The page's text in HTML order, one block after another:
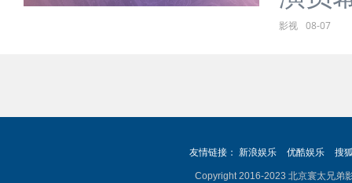
影视 08-07
友情链接： 新浪娱乐 优酷娱乐 搜
Copyright 2016-2023 北京寰太兄弟